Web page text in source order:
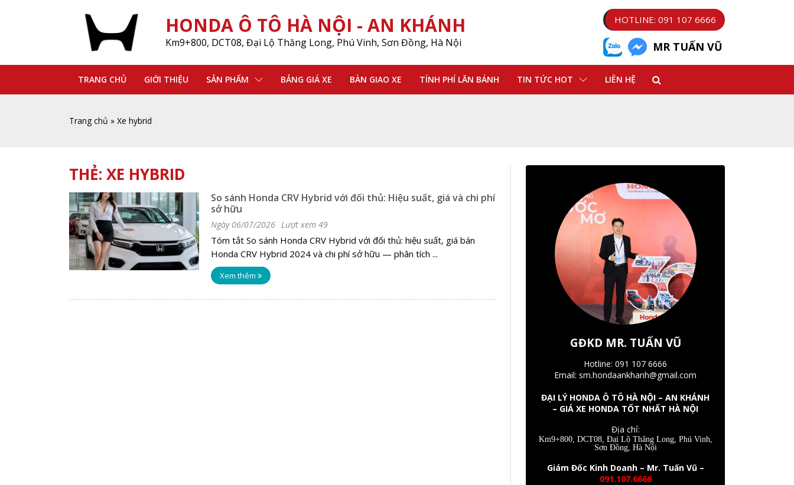
HONDA Ô TÔ HÀ NỘI - AN KHÁNH
Km9+800, DCT08, Đại Lộ Thăng Long, Phú Vinh, Sơn Đồng, Hà Nội
HOTLINE: 091 107 6666
MR TUẤN VŨ
TRANG CHỦ GIỚI THIỆU SẢN PHẨM BẢNG GIÁ XE BÀN GIAO XE TÍNH PHÍ LĂN BÁNH TIN TỨC HOT LIÊN HỆ
Trang chủ » Xe hybrid
THẺ: XE HYBRID
So sánh Honda CRV Hybrid với đối thủ: Hiệu suất, giá và chi phí
sở hữu
Ngày 06/07/2026 Lượt xem 49
Tóm tắt So sánh Honda CRV Hybrid với đối thủ: hiệu suất, giá bán
Honda CRV Hybrid 2024 và chi phí sở hữu — phân tích ...
Xem thêm
GĐKD MR. TUẤN VŨ
Hotline: 091 107 6666
Email: sm.hondaankhanh@gmail.com
ĐẠI LÝ HONDA Ô TÔ HÀ NỘI – AN KHÁNH
– GIÁ XE HONDA TỐT NHẤT HÀ NỘI
Địa chỉ:
Km9+800, DCT08, Đại Lộ Thăng Long, Phú Vinh,
Sơn Đồng, Hà Nội
Giám Đốc Kinh Doanh – Mr. Tuấn Vũ –
091.107.6666